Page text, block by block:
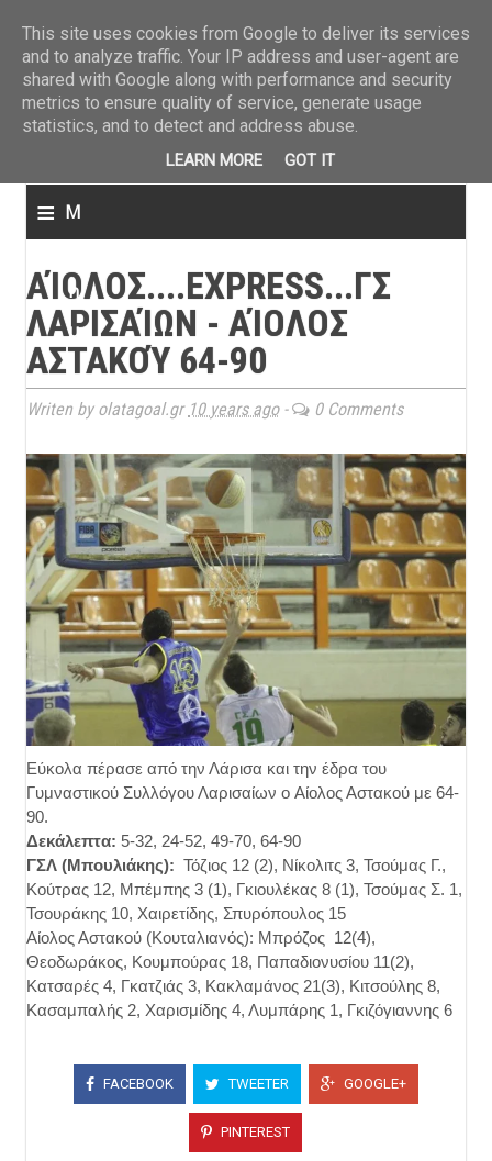
≡ M
n
u
ΑΊΟΛΟΣ....EXPRESS...ΓΣ
ΛΑΡΙΣΑΊΩΝ - ΑΊΟΛΟΣ
ΑΣΤΑΚΟΎ 64-90
Writen by olatagoal.gr 10 years ago- 0 Comments
Εύκολα πέρασε από την Λάρισα και την έδρα του
Γυμναστικού Συλλόγου Λαρισαίων o Αίολος Αστακού με 64-
90.
Δεκάλεπτα: 5-32, 24-52, 49-70, 64-90
ΓΣΛ (Μπουλιάκης): Τόζιος 12 (2), Νίκολιτς 3, Τσούμας Γ.,
Κούτρας 12, Μπέμπης 3 (1), Γκιουλέκας 8 (1), Τσούμας Σ. 1,
Τσουράκης 10, Χαιρετίδης, Σπυρόπουλος 15
Αίολος Αστακού (Κουταλιανός): Μπρόζος 12(4),
Θεοδωράκος, Κουμπούρας 18, Παπαδιονυσίου 11(2),
Κατσαρές 4, Γκατζιάς 3, Κακλαμάνος 21(3), Κιτσούλης 8,
Κασαμπαλής 2, Χαρισμίδης 4, Λυμπάρης 1, Γκιζόγιαννης 6
FACEBOOK TWEETER GOOGLE+
PINTEREST
This site uses cookies from Google to deliver its services
and to analyze traffic. Your IP address and user-agent are
shared with Google along with performance and security
metrics to ensure quality of service, generate usage
statistics, and to detect and address abuse.
LEARN MORE GOT IT